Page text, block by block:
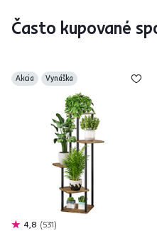
Často kupované
Akcia Vynáška
4,8 531